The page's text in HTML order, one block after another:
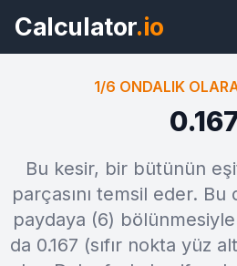
Calculator.io
Araç
1/6 ONDALIK
Bu kesir, bir bütünün
parçasını temsil eder. Bu
paydaya (6)
da 0.167 (sıfır nokta yüz